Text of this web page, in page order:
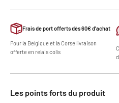
Frais de port offerts dès 60€ d'achat
Pour la Belgique et la Corse livraison
offerte en relais colis
Les points forts du produit